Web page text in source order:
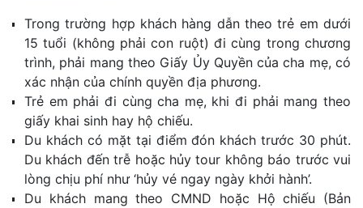
Trong trường hợp khách hàng dẫn theo trẻ em dưới
15 tuổi (không phải con ruột) đi cùng trong chương
trình, phải mang theo Giấy Ủy Quyền của cha mẹ, có
xác nhận của chính quyền địa phương.
Trẻ em phải đi cùng cha mẹ, khi đi phải mang theo
giấy khai sinh hay hộ chiếu.
Du khách có mặt tại điểm đón khách trước 30 phút.
Du khách đến trễ hoặc hủy tour không báo trước vui
lòng chịu phí như ‘hủy vé ngay ngày khởi hành’.
Du khách mang theo CMND hoặc Hộ chiếu (Bản